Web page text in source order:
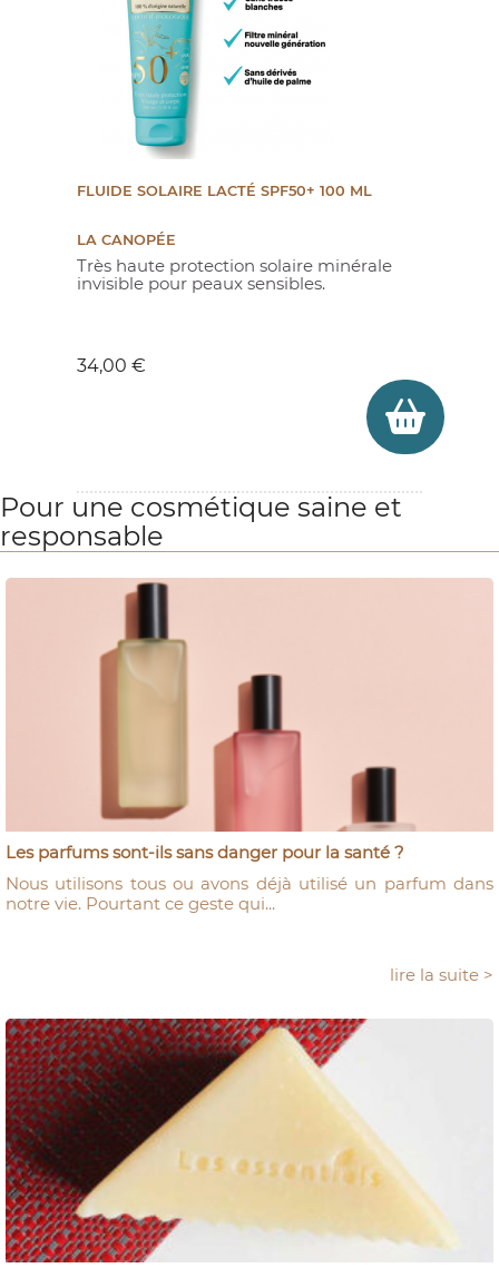
FLUIDE SOLAIRE LACTÉ SPF50+ 100 ML
LA CANOPÉE
Très haute protection solaire minérale
invisible pour peaux sensibles.
34,00 €
Pour une cosmétique saine et
responsable
Les parfums sont-ils sans danger pour la santé ?
Nous utilisons tous ou avons déjà utilisé un parfum dans
notre vie. Pourtant ce geste qui...
lire la suite >